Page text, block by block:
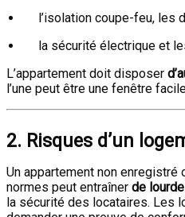
l’isolation coupe-feu, les
la sécurité électrique et
L’appartement doit disposer
l’une peut être une fenêtre
2. Risques d’un
Un appartement non enregistré
normes peut entraîner de
la sécurité des locataires. Les